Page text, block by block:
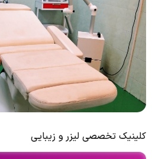
کلینیک تخصصی لیزر و زیبایی